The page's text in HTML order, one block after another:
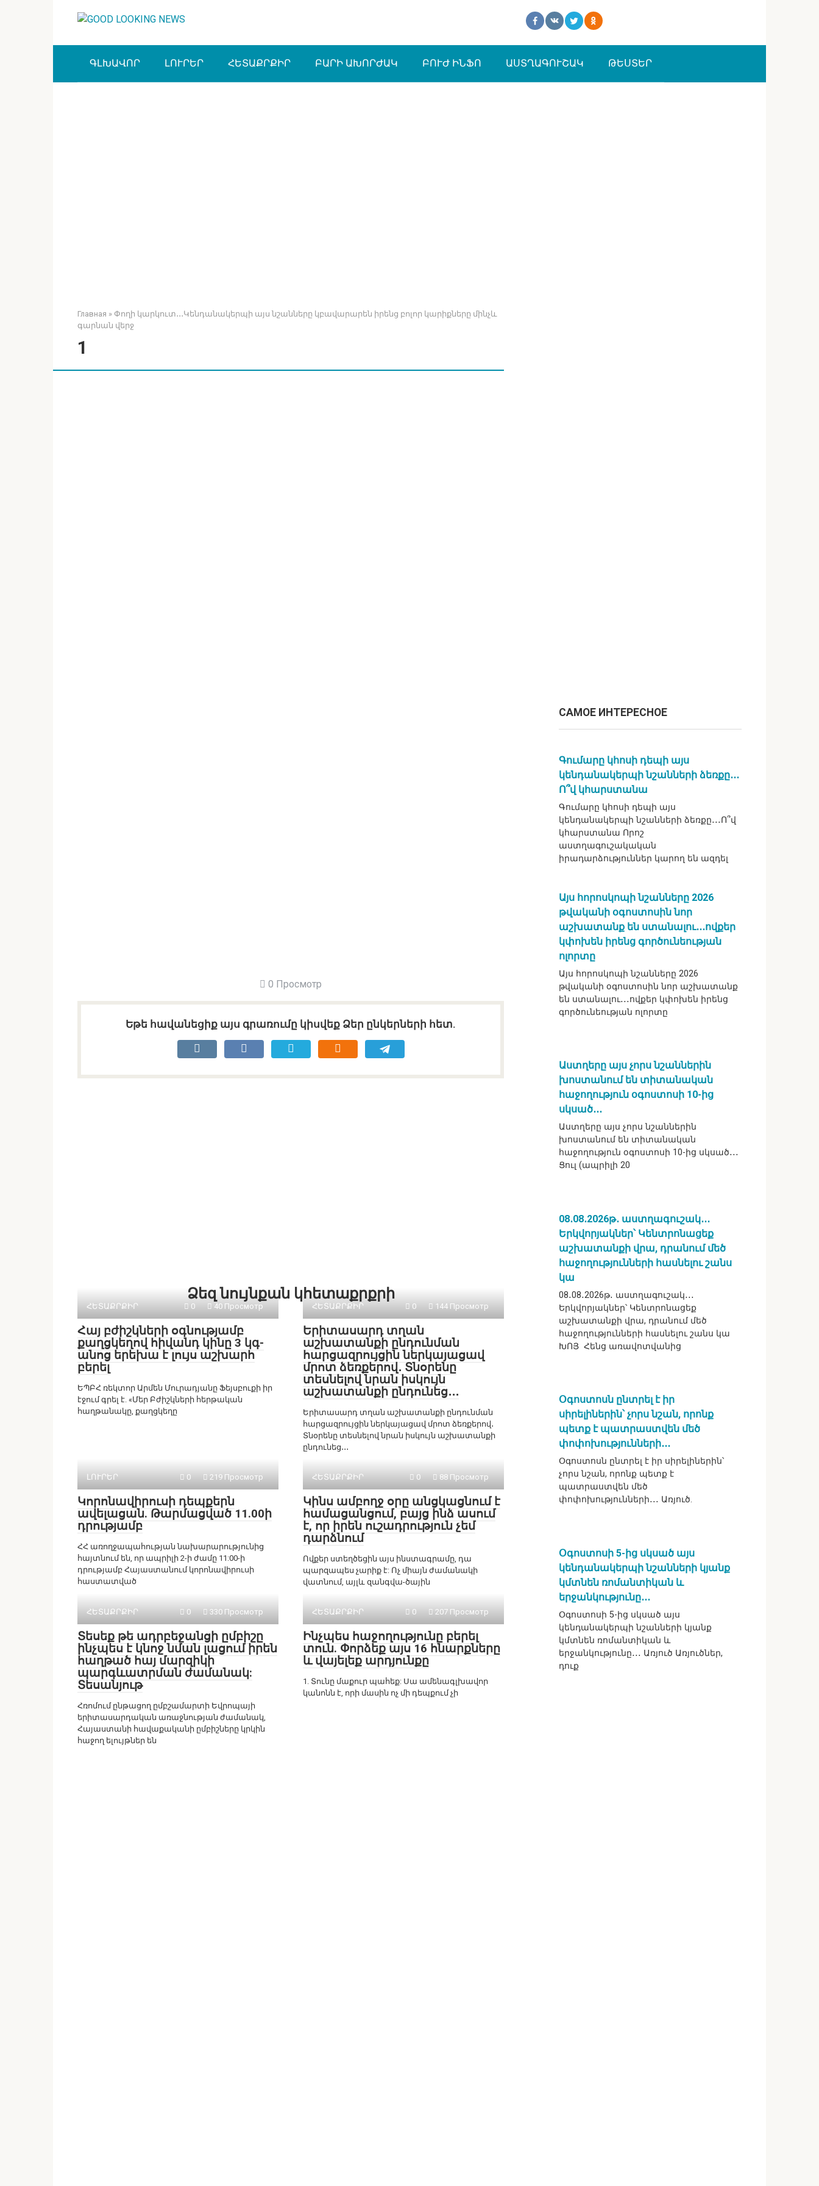
ԳԼԽԱՎՈՐ ԼՈՒՐԵՐ ՀԵՏԱՔՐՔԻՐ ԲԱՐԻ ԱԽՈՐԺԱԿ ԲՈՒԺ ԻՆՖՈ ԱՍՏՂԱԳՈՒՇԱԿ ԹԵՍՏԵՐ
Главная » Փողի կարկուտ․․․Կենդանակերպի այս նշանները կբավարարեն իրենց բոլոր կարիքները մինչև
գարնան վերջ
1
0 Просмотр
Եթե հավանեցիք այս գրառումը կիսվեք Ձեր ընկերների հետ.
Ձեզ նույնքան կհետաքրքրի
ՀԵՏԱՔՐՔԻՐ 0 40 Просмотр
Հայ բժիշկների օգնությամբ
քաղցկեղով հիվանդ կինը 3 կգ-
անոց երեխա է լույս աշխարհ
բերել
ԵՊԲՀ ռեկտոր Արմեն Մուրադյանը Ֆեյսբուքի իր
էջում գրել է. «Մեր Բժիշկների հերթական
հաղթանակը, քաղցկեղը
ՀԵՏԱՔՐՔԻՐ 0 144 Просмотр
Երիտասարդ տղան
աշխատանքի ընդունման
հարցազրույցին ներկայացավ
մրոտ ձեռքերով․ Տնօրենը
տեսնելով նրան իսկույն
աշխատանքի ընդունեց․․․
Երիտասարդ տղան աշխատանքի ընդունման
հարցազրույցին ներկայացավ մրոտ ձեռքերով․
Տնօրենը տեսնելով նրան իսկույն աշխատանքի
ընդունեց․․․
ԼՈՒՐԵՐ 0 219 Просмотр
Կորոնավիրուսի դեպքերն
ավելացան. Թարմացված 11.00ի
դրությամբ
ՀՀ առողջապահության նախարարությունից
հայտնում են, որ ապրիլի 2-ի ժամը 11:00-ի
դրությամբ Հայաստանում կորոնավիրուսի
հաստատված
ՀԵՏԱՔՐՔԻՐ 0 88 Просмотр
Կինս ամբողջ օրը անցկացնում է
համացանցում, բայց ինձ ասում
է, որ իրեն ուշադրություն չեմ
դարձնում
Ովքեր ստեղծեցին այս ինստագրամը, դա
պարզապես չարիք է: Ոչ միայն ժամանակի
վատնում, այլև զանգվա-ծային
ՀԵՏԱՔՐՔԻՐ 0 330 Просмотр
Տեսեք թե ադրբեջանցի ըմբիշը
ինչպես է կնոջ նման լացում իրեն
հաղթած հայ մարզիկի
պարգևատրման ժամանակ:
Տեսանյութ
Հռոմում ընթացող ըմբշամարտի Եվրոպայի
երիտասարդական առաջնության ժամանակ,
Հայաստանի հավաքականի ըմբիշները կրկին
հաջող ելույթներ են
ՀԵՏԱՔՐՔԻՐ 0 207 Просмотр
Ինչպես հաջողությունը բերել
տուն. Փորձեք այս 16 հնարքները
և վայելեք արդյունքը
1. Տունը մաքուր պահեք: Սա ամենագլխավոր
կանոնն է, որի մասին ոչ մի դեպքում չի
САМОЕ ИНТЕРЕСНОЕ
Գումարը կհոսի դեպի այս
կենդանակերպի նշանների ձեռքը․․․
Ո՞վ կհարստանա
Գումարը կհոսի դեպի այս
կենդանակերպի նշանների ձեռքը․․․Ո՞վ
կհարստանա Որոշ
աստղագուշակական
իրադարձություններ կարող են ազդել
Այս հորոսկոպի նշանները 2026
թվականի օգոստոսին նոր
աշխատանք են ստանալու․․․ովքեր
կփոխեն իրենց գործունեության
ոլորտը
Այս հորոսկոպի նշանները 2026
թվականի օգոստոսին նոր աշխատանք
են ստանալու․․․ովքեր կփոխեն իրենց
գործունեության ոլորտը
Աստղերը այս չորս նշաններին
խոստանում են տիտանական
հաջողություն օգոստոսի 10-ից
սկսած․․․
Աստղերը այս չորս նշաններին
խոստանում են տիտանական
հաջողություն օգոստոսի 10-ից սկսած․․․
Ցուլ (ապրիլի 20
08․08․2026թ․ աստղագուշակ․․․
Երկվորյակներ՝ Կենտրոնացեք
աշխատանքի վրա, դրանում մեծ
հաջողությունների հասնելու շանս
կա
08․08․2026թ․ աստղագուշակ․․․
Երկվորյակներ՝ Կենտրոնացեք
աշխատանքի վրա, դրանում մեծ
հաջողությունների հասնելու շանս կա
ԽՈՅ Հենց առավոտվանից
Օգոստոսն ընտրել է իր
սիրելիներին՝ չորս նշան, որոնք
պետք է պատրաստվեն մեծ
փոփոխությունների․․․
Օգոստոսն ընտրել է իր սիրելիներին՝
չորս նշան, որոնք պետք է
պատրաստվեն մեծ
փոփոխությունների․․․ Առյուծ.
Օգոստոսի 5-ից սկսած այս
կենդանակերպի նշանների կյանք
կմտնեն ռոմանտիկան և
երջանկությունը․․․
Օգոստոսի 5-ից սկսած այս
կենդանակերպի նշանների կյանք
կմտնեն ռոմանտիկան և
երջանկությունը․․․ Առյուծ Առյուծներ,
դուք